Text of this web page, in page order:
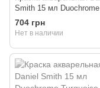
Smith 15 мл Duochrome
Saguaro Green
704 грн
Нет в наличии